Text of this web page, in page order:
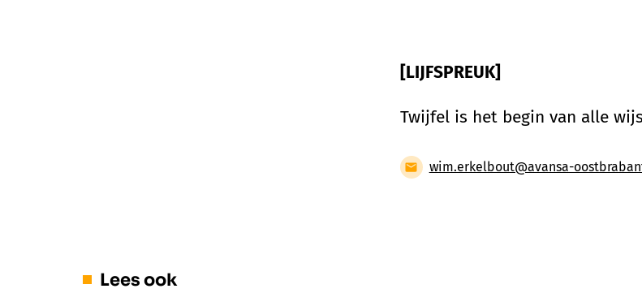
[LIJFSPREUK]
Twijfel is het begin van alle
wim.erkelbout@avansa-
Lees ook